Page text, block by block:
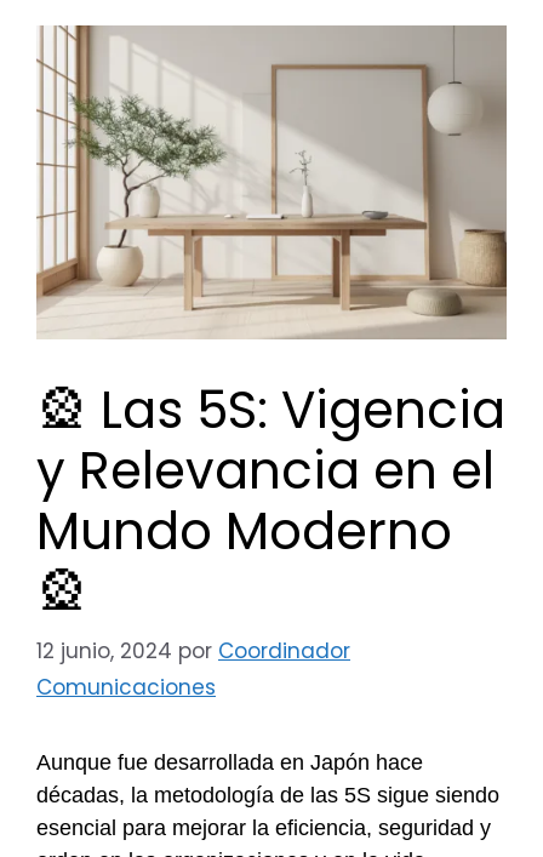
🎡 Las 5S: Vigencia
y Relevancia en el
Mundo Moderno
🎡
12 junio, 2024 por Coordinador
Comunicaciones
Aunque fue desarrollada en Japón hace
décadas, la metodología de las 5S sigue siendo
esencial para mejorar la eficiencia, seguridad y